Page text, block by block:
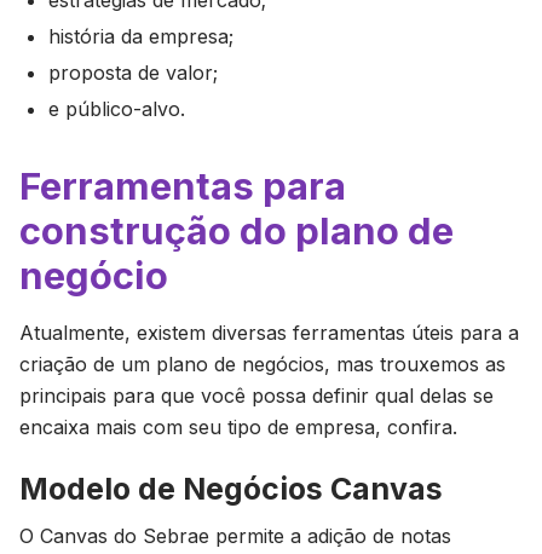
história da empresa;
proposta de valor;
e público-alvo.
Ferramentas para
construção do plano de
negócio
Atualmente, existem diversas ferramentas úteis para a
criação de um plano de negócios, mas trouxemos as
principais para que você possa definir qual delas se
encaixa mais com seu tipo de empresa, confira.
Modelo de Negócios Canvas
O Canvas do Sebrae permite a adição de notas